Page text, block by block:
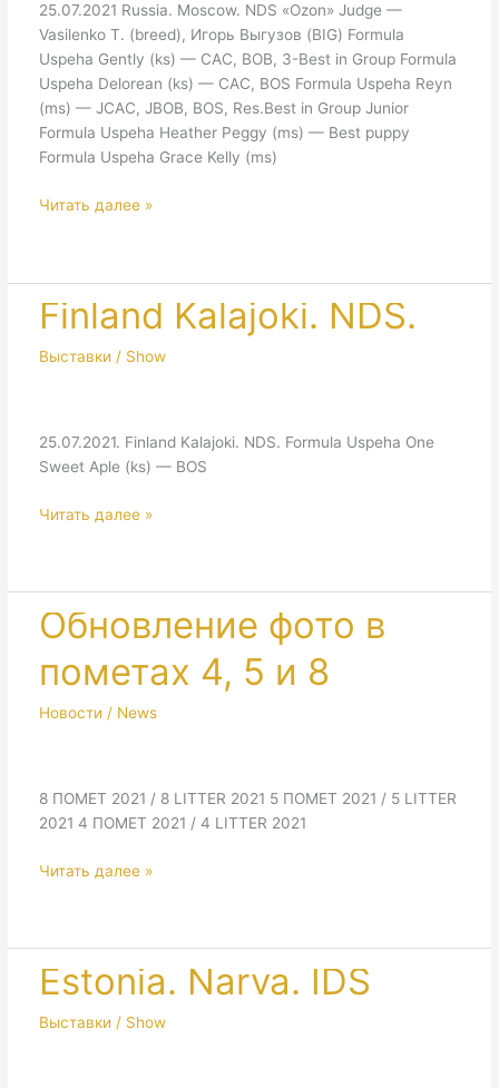
25.07.2021 Russia. Moscow. NDS «Ozon» Judge —
Vasilenko T. (breed), Игорь Выгузов (BIG) Formula
Uspeha Gently (ks) — CAC, BOB, 3-Best in Group Formula
Uspeha Delorean (ks) — CAC, BOS Formula Uspeha Reyn
(ms) — JCAC, JBOB, BOS, Res.Best in Group Junior
Formula Uspeha Heather Peggy (ms) — Best puppy
Formula Uspeha Grace Kelly (ms)
Moscow.
NDS
Goldrayz
Читать далее »
Finland Kalajoki. NDS.
Выставки / Show
25.07.2021. Finland Kalajoki. NDS. Formula Uspeha One
Sweet Aple (ks) — BOS
Finland
Читать далее »
Обновление фото в
пометах 4, 5 и 8
Новости / News
8 ПОМЕТ 2021 / 8 LITTER 2021 5 ПОМЕТ 2021 / 5 LITTER
2021 4 ПОМЕТ 2021 / 4 LITTER 2021
Обновление
4,
5
и
Читать далее »
Estonia. Narva. IDS
Выставки / Show